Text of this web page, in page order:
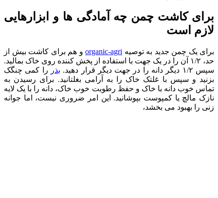
برای کاشت چمن چه آمادگی ها و ابزارهایی
لازم است
برای یک چمن جدید به توصیه organic-agri و هم برای کاشت بیش از
حد، ۱/۲ آن را در یک جهت با استفاده از پخش کننده روی خاک بمالید.
سپس ۱/۲ دیگر دانه را در جهت دیگر قرار دهید.
بذر
را کمی چنگک
بزنید و سپس با غلتک خاک را به آرامی بغلتانید. برای رسیدن به
تماس خوب دانه با خاک و حفظ رطوبت خوب خاک، دانه را با یک لایه
نازک مالچ یا کمپوست بپوشانید. این امر ضروری نیست، اما جوانه
زنی را بهبود می بخشد،